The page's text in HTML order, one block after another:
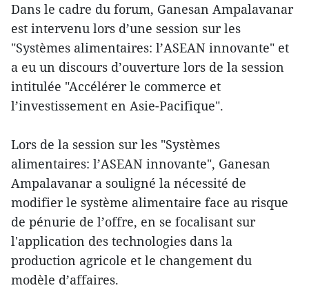
Dans le cadre du forum, Ganesan Ampalavanar
est intervenu lors d’une session sur les
"Systèmes alimentaires: l’ASEAN innovante" et
a eu un discours d’ouverture lors de la session
intitulée "Accélérer le commerce et
l’investissement en Asie-Pacifique".
Lors de la session sur les "Systèmes
alimentaires: l’ASEAN innovante", Ganesan
Ampalavanar a souligné la nécessité de
modifier le système alimentaire face au risque
de pénurie de l’offre, en se focalisant sur
l'application des technologies dans la
production agricole et le changement du
modèle d’affaires.